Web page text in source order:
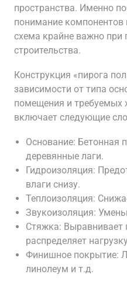
пространства. Именно
понимание компонентов
схема крайне важно при
строительства.
Конструкция «пирога
зависимости от типа
помещения и требуемых
включает следующие
Основание: Бетонная
деревянные лаги.
Гидроизоляция:
влаги снизу.
Теплоизоляция:
Звукоизоляция:
Стяжка: Выравнивает
распределяет
Финишное покрытие:
линолеум и т.д.